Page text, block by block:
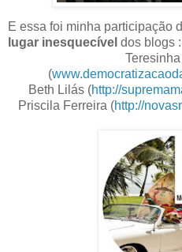
E essa foi minha participação
lugar inesquecível dos blogs :
(
Beth Lilás (http://
Priscila Ferreira (http://